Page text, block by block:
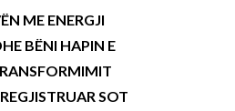
ME ENERGJI
BËNI HAPIN E
SOT